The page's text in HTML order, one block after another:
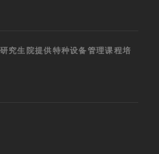
究生院提供特种设备管理课程培